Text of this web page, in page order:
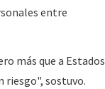
entre
más que a Estados
riesgo", sostuvo.